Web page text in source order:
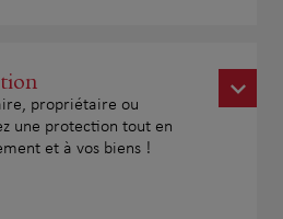
propriétaire ou
une protection tout en
et à vos biens !